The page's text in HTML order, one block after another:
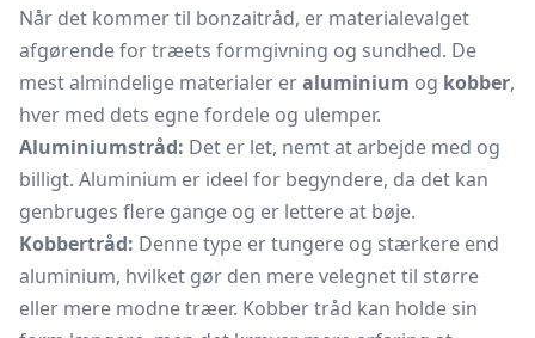
Når det kommer til bonzaitråd, er materialevalget
afgørende for træets formgivning og sundhed. De
mest almindelige materialer eraluminium og kobber,
hver med dets egne fordele og ulemper.
Aluminiumstråd: Det er let, nemt at arbejde med og
billigt. Aluminium er ideel for begyndere, da det kan
genbruges flere gange og er lettere at bøje.
Kobbertråd: Denne type er tungere og stærkere end
aluminium, hvilket gør den mere velegnet til større
eller mere modne træer. Kobber tråd kan holde sin